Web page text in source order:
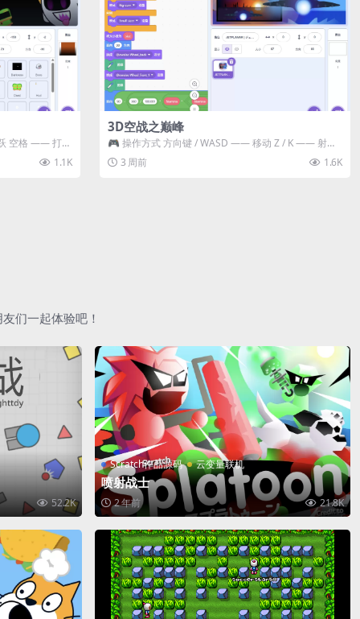
空格 —— 打开
1.1K
3D空战之巅峰
🎮 操作方式 方向键 / WASD —— 移动 Z / K —— 射击 /
攻击...
3 周前 1.6K
们一起体验吧！
52.2K
Scratch作品源码 云变量联机
喷射战士
2 年前 21.8K